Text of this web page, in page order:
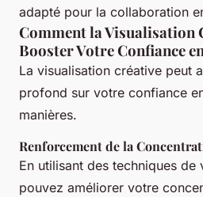
adapté pour la collaboration
Comment la Visualisation
Booster Votre Confiance
La visualisation créative peut
profond sur votre confiance
manières.
Renforcement de la
En utilisant des techniques de
pouvez améliorer votre